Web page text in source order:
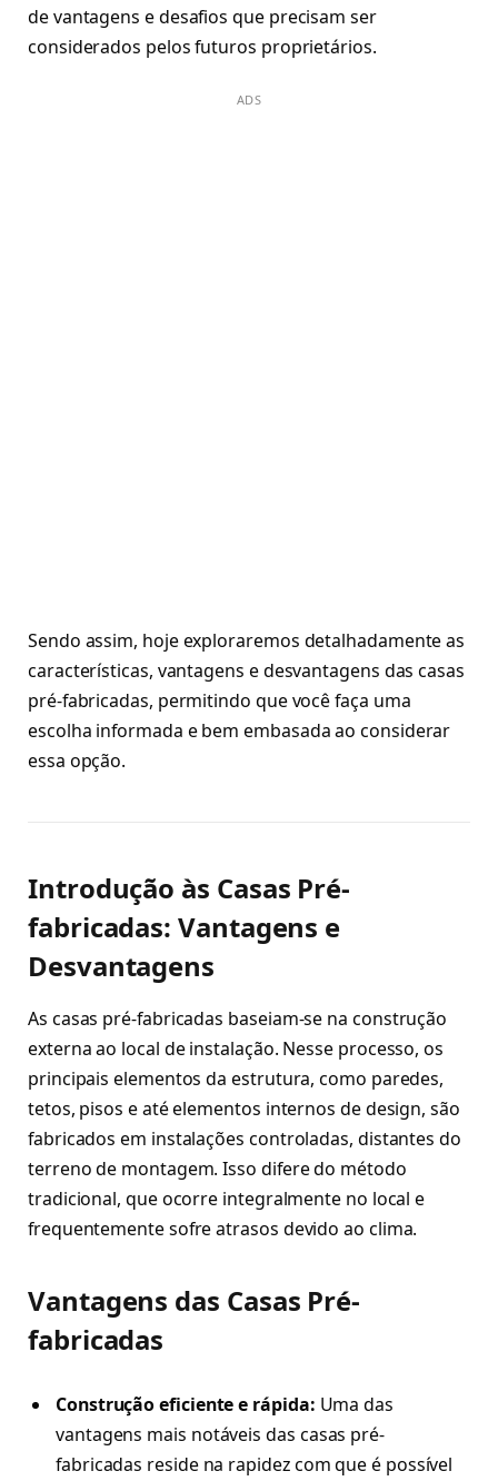
de vantagens e desafios que precisam ser
considerados pelos futuros proprietários.
ADS
Sendo assim, hoje exploraremos detalhadamente as
características, vantagens e desvantagens das casas
pré-fabricadas, permitindo que você faça uma
escolha informada e bem embasada ao considerar
essa opção.
Introdução às Casas Pré-
fabricadas: Vantagens e
Desvantagens
As casas pré-fabricadas baseiam-se na construção
externa ao local de instalação. Nesse processo, os
principais elementos da estrutura, como paredes,
tetos, pisos e até elementos internos de design, são
fabricados em instalações controladas, distantes do
terreno de montagem. Isso difere do método
tradicional, que ocorre integralmente no local e
frequentemente sofre atrasos devido ao clima.
Vantagens das Casas Pré-
fabricadas
Construção eficiente e rápida: Uma das
vantagens mais notáveis das casas pré-
fabricadas reside na rapidez com que é possível